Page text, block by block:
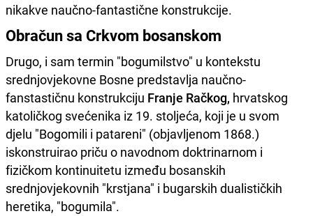
nikakve naučno-fantastične konstrukcije.
Obračun sa Crkvom bosanskom
Drugo, i sam termin "bogumilstvo" u kontekstu
srednjovjekovne Bosne predstavlja naučno-
fanstastičnu konstrukciju Franje Račkog, hrvatskog
katoličkog svećenika iz 19. stoljeća, koji je u svom
djelu "Bogomili i patareni" (objavljenom 1868.)
iskonstruirao priču o navodnom doktrinarnom i
fizičkom kontinuitetu između bosanskih
srednjovjekovnih "krstjana" i bugarskih dualističkih
heretika, "bogumila".